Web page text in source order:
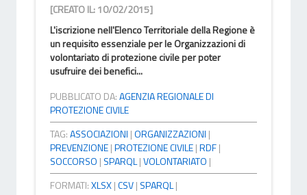
[CREATO IL: 10/02/2015]
L'iscrizione nell'Elenco Territoriale della Regione è
un requisito essenziale per le Organizzazioni di
volontariato di protezione civile per poter
usufruire dei benefici...
PUBBLICATO DA:AGENZIA REGIONALE DI
PROTEZIONE CIVILE
TAG:ASSOCIAZIONI |ORGANIZZAZIONI |
PREVENZIONE|PROTEZIONE CIVILE|RDF|
SOCCORSO | SPARQL|VOLONTARIATO |
FORMATI:XLSX|CSV| SPARQL|